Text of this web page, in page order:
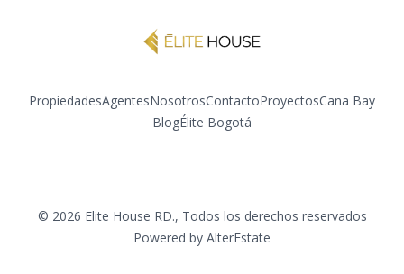
PropiedadesAgentesNosotrosContactoProyectosCana Bay
BlogÉlite Bogotá
© 2026 Elite House RD., Todos los derechos reservados
Powered by AlterEstate